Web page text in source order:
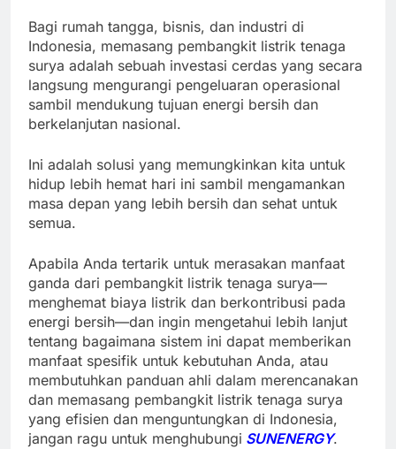
Bagi rumah tangga, bisnis, dan industri di
Indonesia, memasang pembangkit listrik tenaga
surya adalah sebuah investasi cerdas yang secara
langsung mengurangi pengeluaran operasional
sambil mendukung tujuan energi bersih dan
berkelanjutan nasional.
Ini adalah solusi yang memungkinkan kita untuk
hidup lebih hemat hari ini sambil mengamankan
masa depan yang lebih bersih dan sehat untuk
semua.
Apabila Anda tertarik untuk merasakan manfaat
ganda dari pembangkit listrik tenaga surya—
menghemat biaya listrik dan berkontribusi pada
energi bersih—dan ingin mengetahui lebih lanjut
tentang bagaimana sistem ini dapat memberikan
manfaat spesifik untuk kebutuhan Anda, atau
membutuhkan panduan ahli dalam merencanakan
dan memasang pembangkit listrik tenaga surya
yang efisien dan menguntungkan di Indonesia,
jangan ragu untuk menghubungi SUNENERGY.